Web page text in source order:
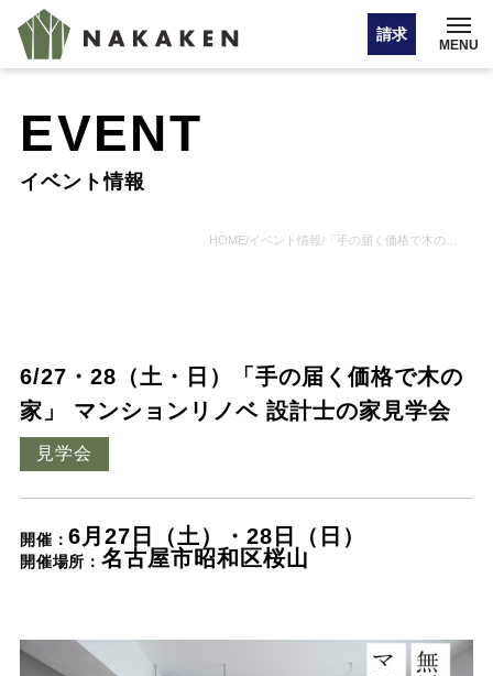
請求
MENU
HOME
注文住宅
設計士と創るリフォーム・リノベーション
不動産/土地・物件情報
EVENT
イベント情報
HOME/イベント情報/
6/27・28（土・日）「手の届く価格で木の
家」 マンションリノベ 設計士の家見学会
見学会
開催：6月27日（土）・28日（日）
開催場所： 名古屋市昭和区桜山